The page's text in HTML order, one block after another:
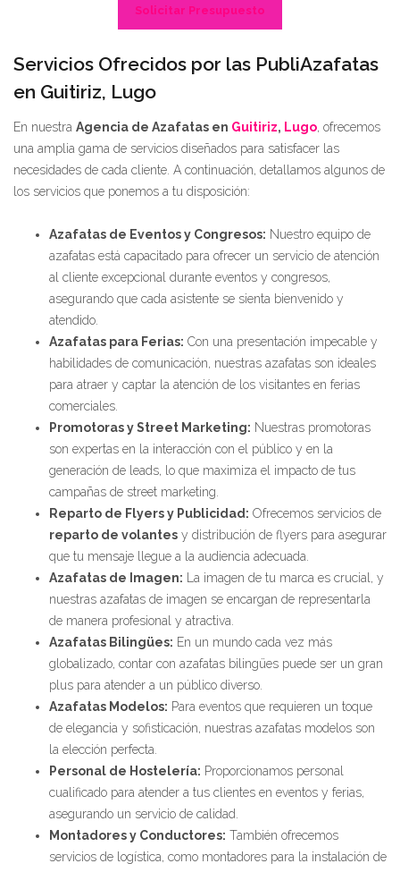
Solicitar Presupuesto
Servicios Ofrecidos por las PubliAzafatas
en Guitiriz, Lugo
En nuestra Agencia de Azafatas en Guitiriz, Lugo , ofrecemos
una amplia gama de servicios diseñados para satisfacer las
necesidades de cada cliente. A continuación, detallamos algunos de
los servicios que ponemos a tu disposición:
Azafatas de Eventos y Congresos: Nuestro equipo de
azafatas está capacitado para ofrecer un servicio de atención
al cliente excepcional durante eventos y congresos,
asegurando que cada asistente se sienta bienvenido y
atendido.
Azafatas para Ferias: Con una presentación impecable y
habilidades de comunicación, nuestras azafatas son ideales
para atraer y captar la atención de los visitantes en ferias
comerciales.
Promotoras y Street Marketing: Nuestras promotoras
son expertas en la interacción con el público y en la
generación de leads, lo que maximiza el impacto de tus
campañas de street marketing.
Reparto de Flyers y Publicidad: Ofrecemos servicios de
reparto de volantes y distribución de flyers para asegurar
que tu mensaje llegue a la audiencia adecuada.
Azafatas de Imagen: La imagen de tu marca es crucial, y
nuestras azafatas de imagen se encargan de representarla
de manera profesional y atractiva.
Azafatas Bilingües: En un mundo cada vez más
globalizado, contar con azafatas bilingües puede ser un gran
plus para atender a un público diverso.
Azafatas Modelos: Para eventos que requieren un toque
de elegancia y sofisticación, nuestras azafatas modelos son
la elección perfecta.
Personal de Hostelería: Proporcionamos personal
cualificado para atender a tus clientes en eventos y ferias,
asegurando un servicio de calidad.
Montadores y Conductores: También ofrecemos
servicios de logística, como montadores para la instalación de